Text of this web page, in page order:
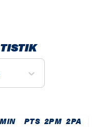
MIN PTS 2PM 2PA